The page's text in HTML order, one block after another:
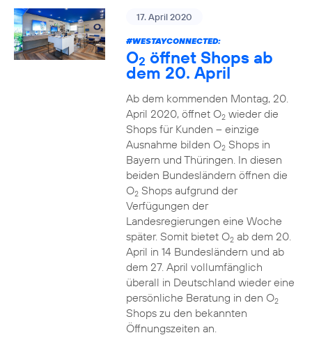
17. April 2020
#WESTAYCONNECTED:
O2 öffnet Shops ab
dem 20. April
Ab dem kommenden Montag, 20.
April 2020, öffnet O2wieder die
Shops für Kunden – einzige
Ausnahme bilden O2Shops in
Bayern und Thüringen. In diesen
beiden Bundesländern öffnen die
O2Shops aufgrund der
Verfügungen der
Landesregierungen eine Woche
später. Somit bietet O2ab dem 20.
April in 14 Bundesländern und ab
dem 27. April vollumfänglich
überall in Deutschland wieder eine
persönliche Beratung in den O2
Shops zu den bekannten
Öffnungszeiten an.